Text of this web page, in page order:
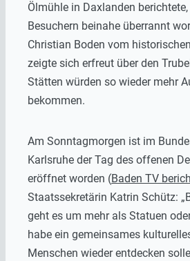
Ölmühle in Daxlanden
Besuchern beinahe überrannt
Christian Boden vom
zeigte sich erfreut über den
Stätten würden so wieder mehr
bekommen.
Am Sonntagmorgen ist im
Karlsruhe der Tag des offenen
eröffnet worden (Baden TV
Staatssekretärin Katrin Schütz:
geht es um mehr als Statuen
habe ein gemeinsames
Menschen wieder entdecken